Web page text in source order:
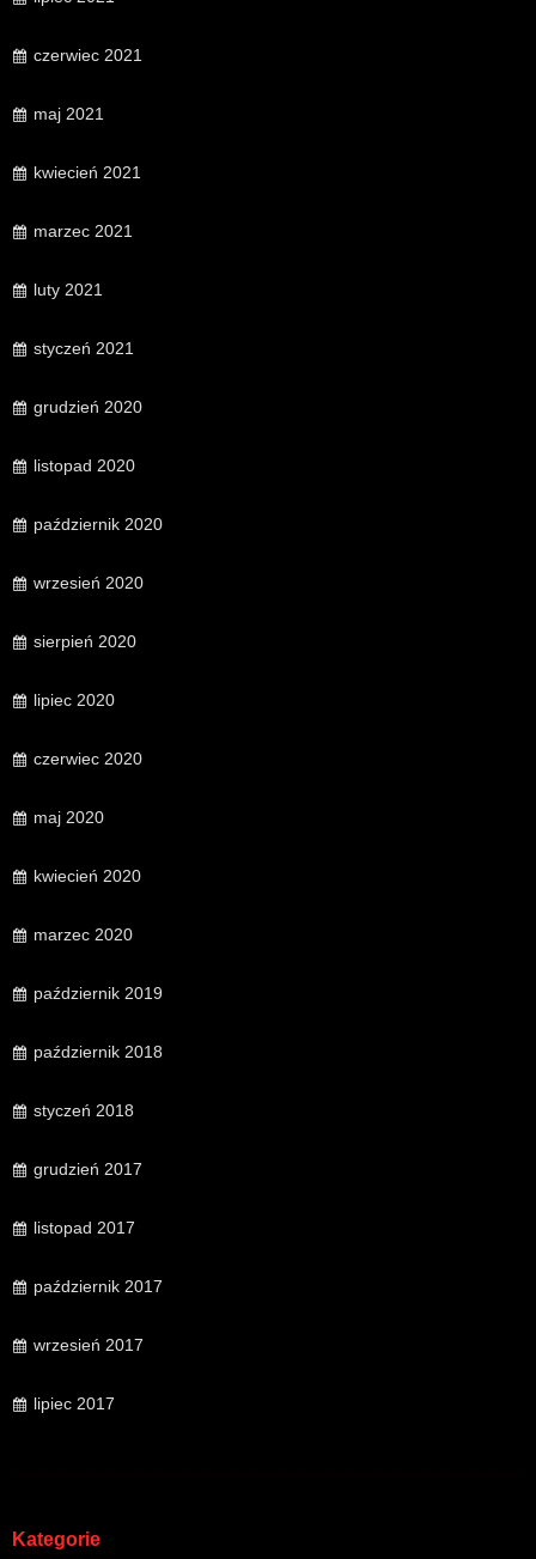
czerwiec 2021
maj 2021
kwiecień 2021
marzec 2021
luty 2021
styczeń 2021
grudzień 2020
listopad 2020
październik 2020
wrzesień 2020
sierpień 2020
lipiec 2020
czerwiec 2020
maj 2020
kwiecień 2020
marzec 2020
październik 2019
październik 2018
styczeń 2018
grudzień 2017
listopad 2017
październik 2017
wrzesień 2017
lipiec 2017
Kategorie